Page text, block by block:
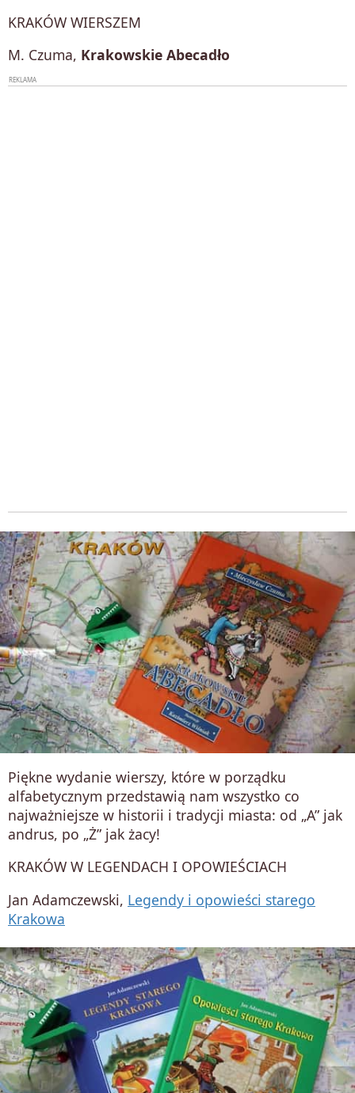
KRAKÓW WIERSZEM
M. Czuma, Krakowskie Abecadło
Piękne wydanie wierszy, które w porządku
alfabetycznym przedstawią nam wszystko co
najważniejsze w historii i tradycji miasta: od „A” jak
andrus, po „Ż” jak żacy!
KRAKÓW W LEGENDACH I OPOWIEŚCIACH
Jan Adamczewski, Legendy i opowieści starego
Krakowa